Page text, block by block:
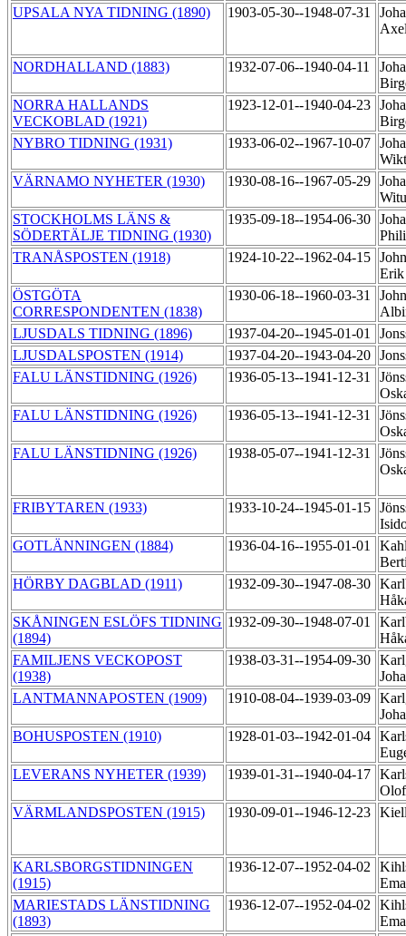
UPSALA NYA TIDNING (1890)
1903-05-30--1948-07-31
NORDHALLAND (1883) 1932-07-06--1940-04-11
NORRA HALLANDS
VECKOBLAD (1921)
1923-12-01--1940-04-23
NYBRO TIDNING (1931)
1933-06-02--1967-10-07
VÄRNAMO NYHETER (1930)
1930-08-16--1967-05-29
STOCKHOLMS LÄNS &
SÖDERTÄLJE TIDNING (1930)
1935-09-18--1954-06-30
TRANÅSPOSTEN (1918)
1924-10-22--1962-04-15
ÖSTGÖTA
CORRESPONDENTEN (1838)
1930-06-18--1960-03-31
LJUSDALS TIDNING (1896)
1937-04-20--1945-01-01
LJUSDALSPOSTEN (1914)
1937-04-20--1943-04-20
FALU LÄNSTIDNING (1926)
1936-05-13--1941-12-31
FALU LÄNSTIDNING (1926)
1936-05-13--1941-12-31
FALU LÄNSTIDNING (1926)
1938-05-07--1941-12-31
FRIBYTAREN (1933) 1933-10-24--1945-01-15
GOTLÄNNINGEN (1884)
1936-04-16--1955-01-01
HÖRBY DAGBLAD (1911)
1932-09-30--1947-08-30
SKÅNINGEN ESLÖFS TIDNING
(1894)
1932-09-30--1948-07-01
FAMILJENS VECKOPOST
(1938)
1938-03-31--1954-09-30
LANTMANNAPOSTEN (1909)
1910-08-04--1939-03-09
BOHUSPOSTEN (1910)
1928-01-03--1942-01-04
LEVERANS NYHETER (1939)
1939-01-31--1940-04-17
VÄRMLANDSPOSTEN (1915)
1930-09-01--1946-12-23
KARLSBORGSTIDNINGEN
(1915)
1936-12-07--1952-04-02
MARIESTADS LÄNSTIDNING
(1893)
1936-12-07--1952-04-02